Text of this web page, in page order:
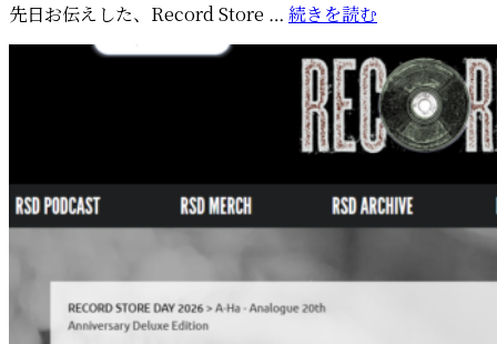
日:
先日お伝えした、Record Store … 続きを読む
Store
Day2026:CD
販
売
と
ィ
ス